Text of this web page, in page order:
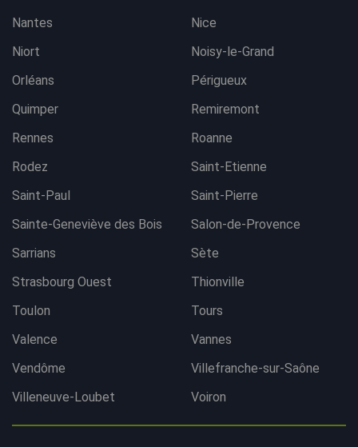
Nantes
Nice
Niort
Noisy-le-Grand
Orléans
Périgueux
Quimper
Remiremont
Rennes
Roanne
Rodez
Saint-Etienne
Saint-Paul
Saint-Pierre
Sainte-Geneviève des Bois
Salon-de-Provence
Sarrians
Sète
Strasbourg Ouest
Thionville
Toulon
Tours
Valence
Vannes
Vendôme
Villefranche-sur-Saône
Villeneuve-Loubet
Voiron